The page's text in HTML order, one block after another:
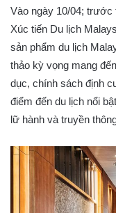
Vào ngày 10/04; trước
Xúc tiến Du lịch
sản phẩm du lịch
thảo kỳ vọng mang
dục, chính sách định
điểm đến du lịch nổi
lữ hành và truyền